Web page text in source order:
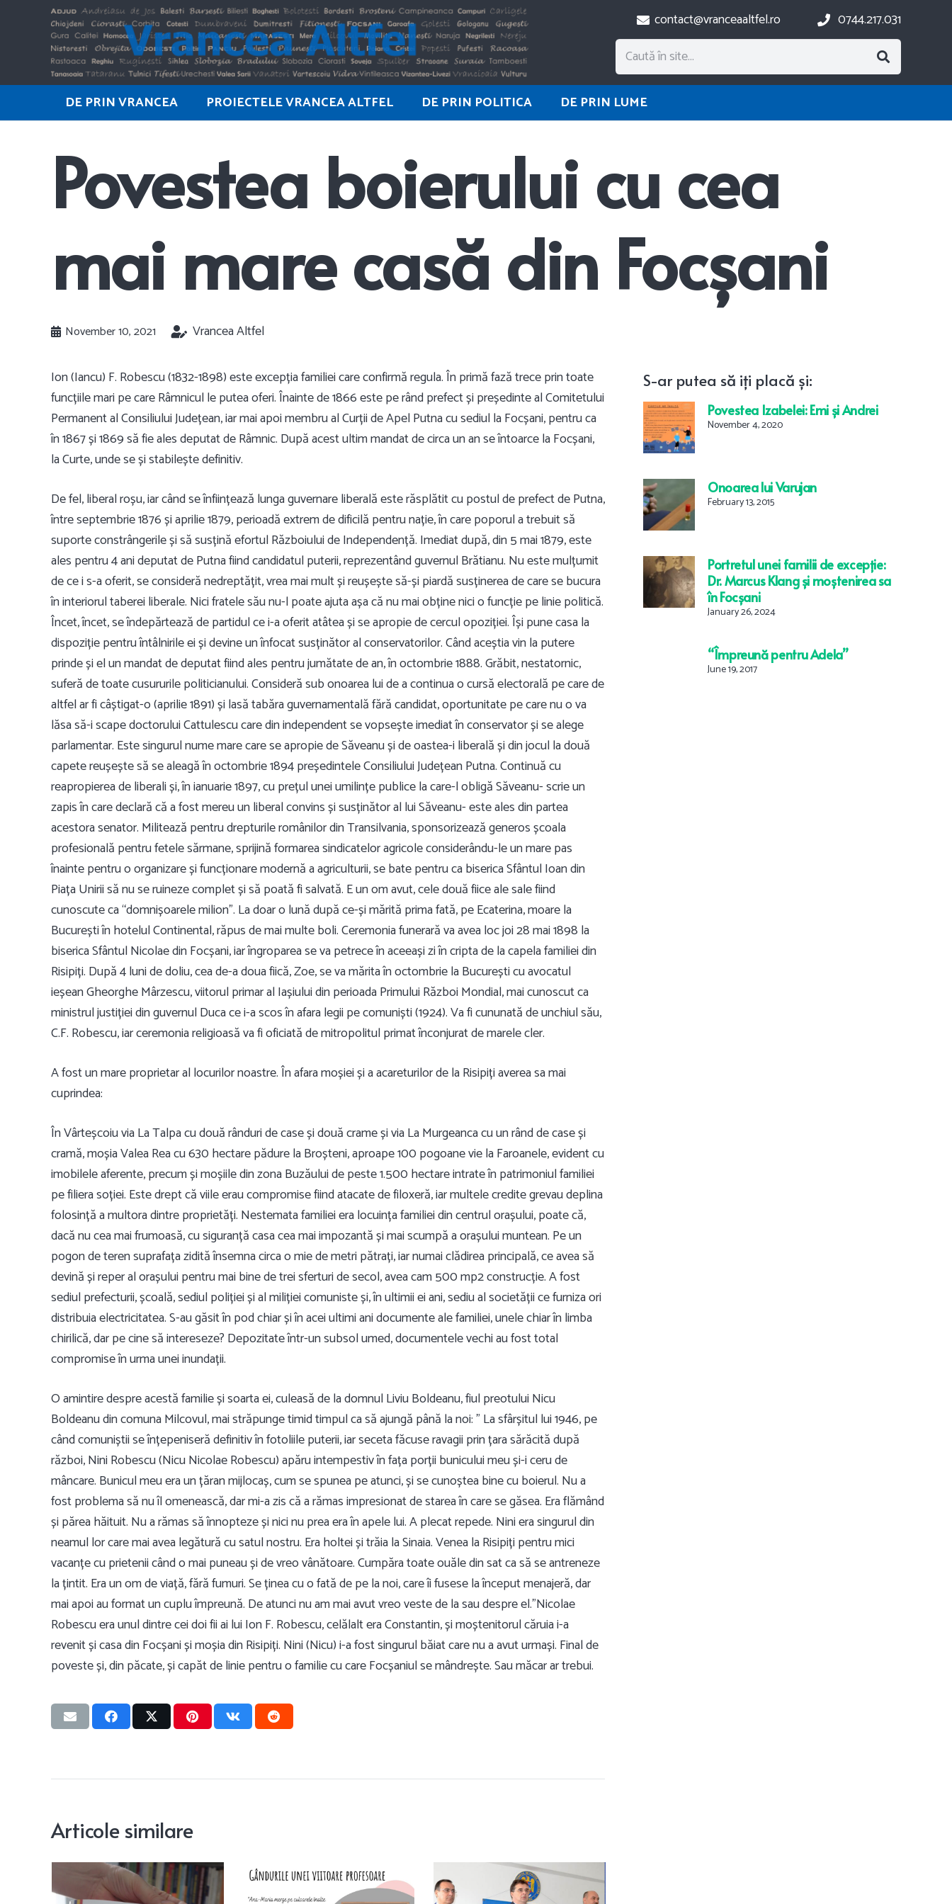
contact@vranceaaltfel.ro 0744.217.031
DE PRIN VRANCEA PROIECTELE VRANCEA ALTFEL DE PRIN POLITICA DE PRIN LUME
Povestea boierului cu cea
mai mare casă din Focșani
November 10, 2021 Vrancea Altfel
Ion (Iancu) F. Robescu (1832-1898) este excepția familiei care confirmă regula. În primă fază trece prin toate
funcțiile mari pe care Râmnicul le putea oferi. Înainte de 1866 este pe rând prefect și președinte al Comitetului
Permanent al Consiliului Județean, iar mai apoi membru al Curții de Apel Putna cu sediul la Focșani, pentru ca
în 1867 și 1869 să fie ales deputat de Râmnic. După acest ultim mandat de circa un an se întoarce la Focșani,
la Curte, unde se și stabilește definitiv.
De fel, liberal roșu, iar când se înființează lunga guvernare liberală este răsplătit cu postul de prefect de Putna,
între septembrie 1876 și aprilie 1879, perioadă extrem de dificilă pentru nație, în care poporul a trebuit să
suporte constrângerile și să susțină efortul Războiului de Independență. Imediat după, din 5 mai 1879, este
ales pentru 4 ani deputat de Putna fiind candidatul puterii, reprezentând guvernul Brătianu. Nu este mulțumit
de ce i s-a oferit, se consideră nedreptățit, vrea mai mult și reușește să-și piardă susținerea de care se bucura
în interiorul taberei liberale. Nici fratele său nu-l poate ajuta așa că nu mai obține nici o funcție pe linie politică.
Încet, încet, se îndepărtează de partidul ce i-a oferit atâtea și se apropie de cercul opoziției. Își pune casa la
dispoziție pentru întâlnirile ei și devine un înfocat susținător al conservatorilor. Când aceștia vin la putere
prinde și el un mandat de deputat fiind ales pentru jumătate de an, în octombrie 1888. Grăbit, nestatornic,
suferă de toate cusururile politicianului. Consideră sub onoarea lui de a continua o cursă electorală pe care de
altfel ar fi câștigat-o (aprilie 1891) și lasă tabăra guvernamentală fără candidat, oportunitate pe care nu o va
lăsa să-i scape doctorului Cattulescu care din independent se vopsește imediat în conservator și se alege
parlamentar. Este singurul nume mare care se apropie de Săveanu și de oastea-i liberală și din jocul la două
capete reușește să se aleagă în octombrie 1894 președintele Consiliului Județean Putna. Continuă cu
reapropierea de liberali și, în ianuarie 1897, cu prețul unei umilințe publice la care-l obligă Săveanu- scrie un
zapis în care declară că a fost mereu un liberal convins și susținător al lui Săveanu- este ales din partea
acestora senator. Militează pentru drepturile românilor din Transilvania, sponsorizează generos școala
profesională pentru fetele sărmane, sprijină formarea sindicatelor agricole considerându-le un mare pas
înainte pentru o organizare și funcționare modernă a agriculturii, se bate pentru ca biserica Sfântul Ioan din
Piața Unirii să nu se ruineze complet și să poată fi salvată. E un om avut, cele două fiice ale sale fiind
cunoscute ca “domnișoarele milion”. La doar o lună după ce-și mărită prima fată, pe Ecaterina, moare la
București în hotelul Continental, răpus de mai multe boli. Ceremonia funerară va avea loc joi 28 mai 1898 la
biserica Sfântul Nicolae din Focșani, iar îngroparea se va petrece în aceeași zi în cripta de la capela familiei din
Risipiți. După 4 luni de doliu, cea de-a doua fiică, Zoe, se va mărita în octombrie la București cu avocatul
ieșean Gheorghe Mârzescu, viitorul primar al Iașiului din perioada Primului Război Mondial, mai cunoscut ca
ministrul justiției din guvernul Duca ce i-a scos în afara legii pe comuniști (1924). Va fi cununată de unchiul său,
C.F. Robescu, iar ceremonia religioasă va fi oficiată de mitropolitul primat înconjurat de marele cler.
A fost un mare proprietar al locurilor noastre. În afara moșiei și a acareturilor de la Risipiți averea sa mai
cuprindea:
În Vârteșcoiu via La Talpa cu două rânduri de case și două crame și via La Murgeanca cu un rând de case și
cramă, moșia Valea Rea cu 630 hectare pădure la Broșteni, aproape 100 pogoane vie la Faroanele, evident cu
imobilele aferente, precum și moșiile din zona Buzăului de peste 1.500 hectare intrate în patrimoniul familiei
pe filiera soției. Este drept că viile erau compromise fiind atacate de filoxeră, iar multele credite grevau deplina
folosință a multora dintre proprietăți. Nestemata familiei era locuința familiei din centrul orașului, poate că,
dacă nu cea mai frumoasă, cu siguranță casa cea mai impozantă și mai scumpă a orașului muntean. Pe un
pogon de teren suprafața zidită însemna circa o mie de metri pătrați, iar numai clădirea principală, ce avea să
devină și reper al orașului pentru mai bine de trei sferturi de secol, avea cam 500 mp2 construcție. A fost
sediul prefecturii, școală, sediul poliției și al miliției comuniste și, în ultimii ei ani, sediu al societății ce furniza ori
distribuia electricitatea. S-au găsit în pod chiar și în acei ultimi ani documente ale familiei, unele chiar în limba
chirilică, dar pe cine să intereseze? Depozitate într-un subsol umed, documentele vechi au fost total
compromise în urma unei inundații.
O amintire despre acestă familie și soarta ei, culeasă de la domnul Liviu Boldeanu, fiul preotului Nicu
Boldeanu din comuna Milcovul, mai străpunge timid timpul ca să ajungă până la noi: ” La sfârșitul lui 1946, pe
când comuniștii se înțepeniseră definitiv în fotoliile puterii, iar seceta făcuse ravagii prin țara sărăcită după
război, Nini Robescu (Nicu Nicolae Robescu) apăru intempestiv în fața porții bunicului meu și-i ceru de
mâncare. Bunicul meu era un țăran mijlocaș, cum se spunea pe atunci, și se cunoștea bine cu boierul. Nu a
fost problema să nu îl omenească, dar mi-a zis că a rămas impresionat de starea în care se găsea. Era flămând
și părea hăituit. Nu a rămas să înnopteze și nici nu prea era în apele lui. A plecat repede. Nini era singurul din
neamul lor care mai avea legătură cu satul nostru. Era holtei și trăia la Sinaia. Venea la Risipiți pentru mici
vacanțe cu prietenii când o mai puneau și de vreo vânătoare. Cumpăra toate ouăle din sat ca să se antreneze
la țintit. Era un om de viață, fără fumuri. Se ținea cu o fată de pe la noi, care îi fusese la început menajeră, dar
mai apoi au format un cuplu împreună. De atunci nu am mai avut vreo veste de la sau despre el.”Nicolae
Robescu era unul dintre cei doi fii ai lui Ion F. Robescu, celălalt era Constantin, și moștenitorul căruia i-a
revenit și casa din Focșani și moșia din Risipiți. Nini (Nicu) i-a fost singurul băiat care nu a avut urmași. Final de
poveste și, din păcate, și capăt de linie pentru o familie cu care Focșaniul se mândrește. Sau măcar ar trebui.
S-ar putea să iți placă și:
Povestea Izabelei: Emi și Andrei
November 4, 2020
Onoarea lui Varujan
February 13, 2015
Portretul unei familii de excepție:
Dr. Marcus Klang și moștenirea sa
în Focșani
January 26, 2024
“Împreună pentru Adela”
June 19, 2017
Articole similare